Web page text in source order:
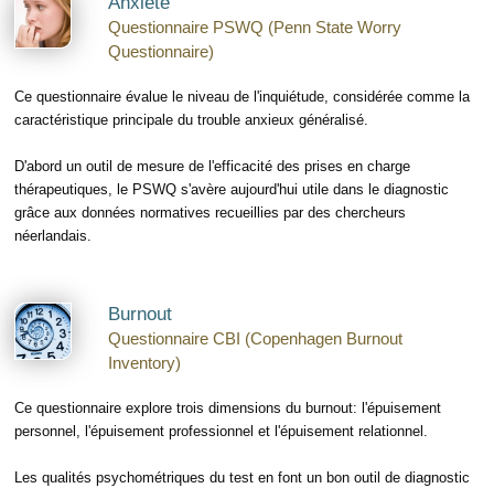
Questionnaire PSWQ (Penn State Worry
Questionnaire)
Ce questionnaire évalue le niveau de l'inquiétude, considérée comme la
caractéristique principale du trouble anxieux généralisé.
D'abord un outil de mesure de l'efficacité des prises en charge
thérapeutiques, le PSWQ s'avère aujourd'hui utile dans le diagnostic
grâce aux données normatives recueillies par des chercheurs
néerlandais.
Burnout
Questionnaire CBI (Copenhagen Burnout
Inventory)
Ce questionnaire explore trois dimensions du burnout: l'épuisement
personnel, l'épuisement professionnel et l'épuisement relationnel.
Les qualités psychométriques du test en font un bon outil de diagnostic